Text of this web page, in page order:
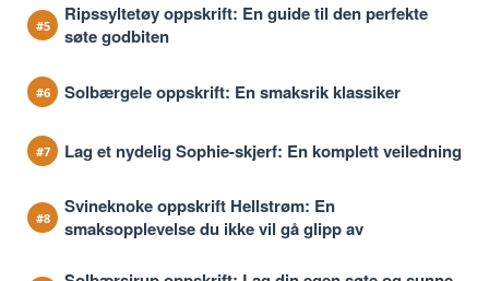
Ripssyltetøy oppskrift: En guide til den perfekte
søte godbiten
Solbærgele oppskrift: En smaksrik klassiker
Lag et nydelig Sophie-skjerf: En komplett veiledning
Svineknoke oppskrift Hellstrøm: En
smaksopplevelse du ikke vil gå glipp av